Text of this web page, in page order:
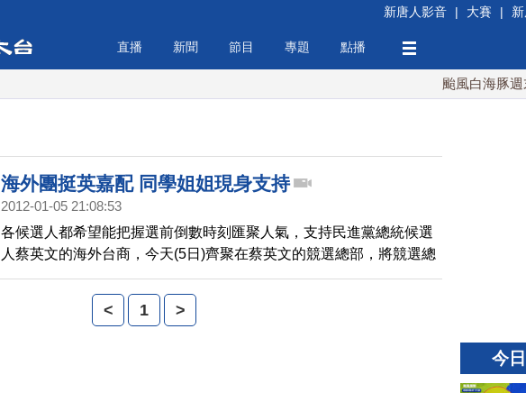
新唐人影音 | 大賽 |
直播 新聞 節目 專題 點播
颱風白海豚週末
海外團挺英嘉配 同學姐姐現身支持
2012-01-05 21:08:53
各候選人都希望能把握選前倒數時刻匯聚人氣，支持民進黨總統候選
人蔡英文的海外台商，今天(5日)齊聚在蔡英文的競選總部，將競選總
部擠得水洩不通包括，蔡英文的三姐與大學同學都特地返台力挺蔡英
< 1 >
今